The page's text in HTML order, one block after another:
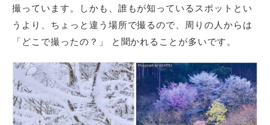
撮っています。しかも、誰もが知っているスポットとい
うより、ちょっと違う場所で撮るので、周りの人からは
「どこで撮ったの？」 と聞かれることが多いです。